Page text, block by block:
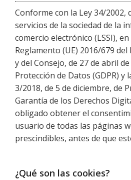
Conforme con la Ley 34/2002,
servicios de la sociedad de la
comercio electrónico (LSSI),
Reglamento (UE) 2016/679
y del Consejo, de 27 de abril
Protección de Datos (GDPR) y
3/2018, de 5 de diciembre, de
Garantía de los Derechos
obligado obtener el
usuario de todas las páginas
prescindibles, antes de que
¿Qué son las cookies?